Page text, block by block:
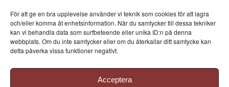
För att ge en bra upplevelse använder vi teknik som cookies för att lagra
och/eller komma åt enhetsinformation. När du samtycker till dessa tekniker
kan vi behandla data som surfbeteende eller unika ID:n på denna
webbplats. Om du inte samtycker eller om du återkallar ditt samtycke kan
detta påverka vissa funktioner negativt.
Acceptera